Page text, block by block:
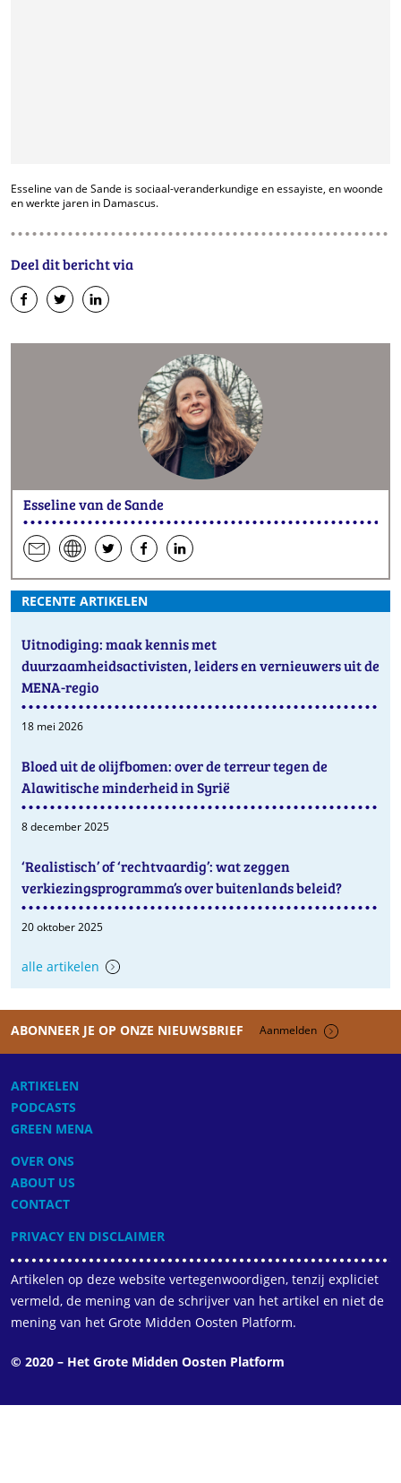
Esseline van de Sande is sociaal-veranderkundige en essayiste, en woonde
en werkte jaren in Damascus.
Deel dit bericht via
op
Facebook
op
Twitter
op
LinkedIn
Esseline van de Sande
een
e-
mail
websitehen
op
Twitter
hen
op
Facebook
hen
op
LinkedIn
RECENTE ARTIKELEN
Uitnodiging: maak kennis met
duurzaamheidsactivisten, leiders en vernieuwers uit de
MENA-regio
18 mei 2026
Bloed uit de olijfbomen: over de terreur tegen de
Alawitische minderheid in Syrië
8 december 2025
‘Realistisch’ of ‘rechtvaardig’: wat zeggen
verkiezingsprogramma’s over buitenlands beleid?
20 oktober 2025
alle artikelen
ABONNEER JE OP ONZE NIEUWSBRIEF Aanmelden
ARTIKELEN
PODCASTS
GREEN MENA
OVER ONS
ABOUT US
CONTACT
PRIVACY EN DISCLAIMER
Artikelen op deze website vertegenwoordigen, tenzij expliciet
vermeld, de mening van de schrijver van het artikel en niet de
mening van het Grote Midden Oosten Platform.
© 2020 – Het Grote Midden Oosten Platform